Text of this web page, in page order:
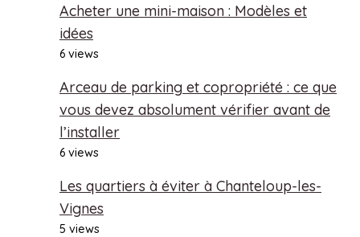
Acheter une mini-maison : Modèles et
idées
6 views
Arceau de parking et copropriété : ce que
vous devez absolument vérifier avant de
l’installer
6 views
Les quartiers à éviter à Chanteloup-les-
Vignes
5 views